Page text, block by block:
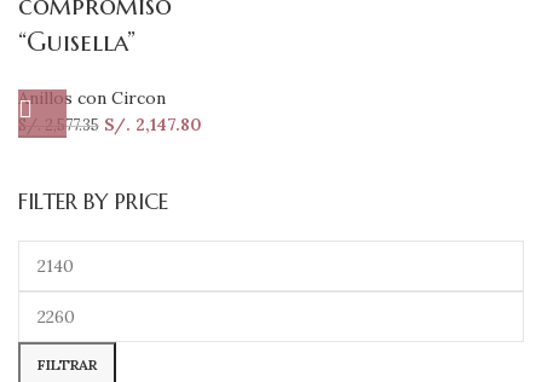
FILTER BY PRICE
FILTRAR
“Guisella”
Anillos con Circon
S/. 2,577.35 S/. 2,147.80